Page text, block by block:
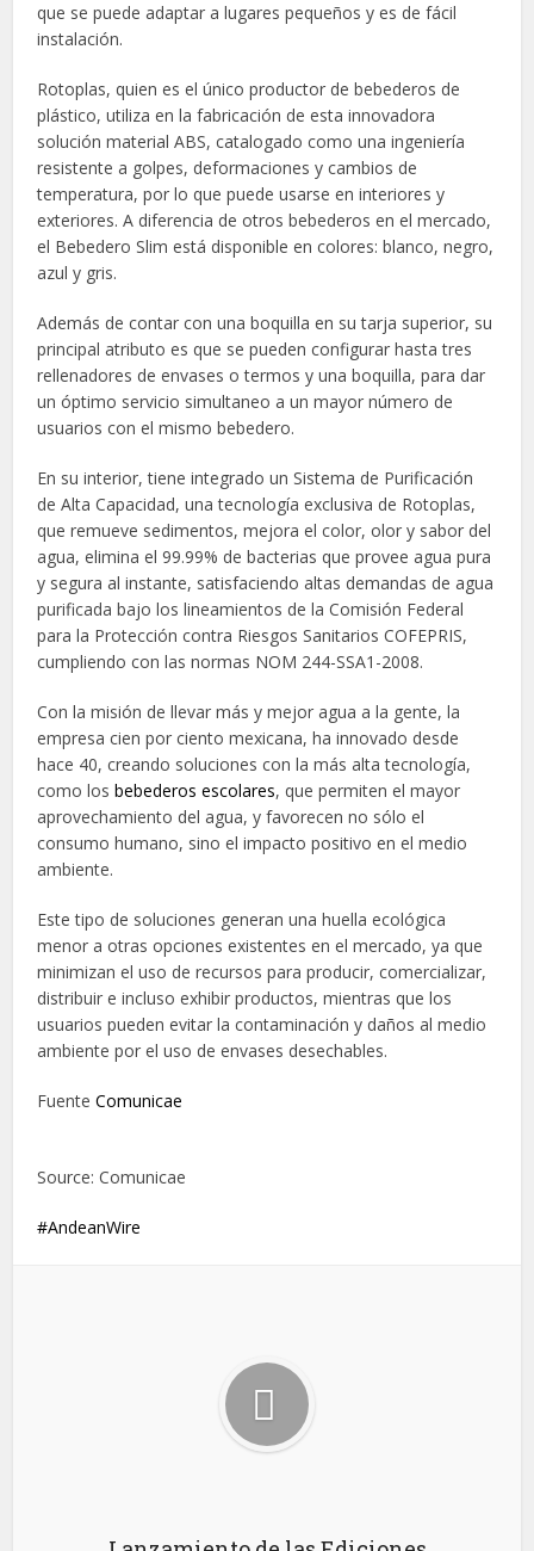
que se puede adaptar a lugares pequeños y es de fácil
instalación.
Rotoplas, quien es el único productor de bebederos de
plástico, utiliza en la fabricación de esta innovadora
solución material ABS, catalogado como una ingeniería
resistente a golpes, deformaciones y cambios de
temperatura, por lo que puede usarse en interiores y
exteriores. A diferencia de otros bebederos en el mercado,
el Bebedero Slim está disponible en colores: blanco, negro,
azul y gris.
Además de contar con una boquilla en su tarja superior, su
principal atributo es que se pueden configurar hasta tres
rellenadores de envases o termos y una boquilla, para dar
un óptimo servicio simultaneo a un mayor número de
usuarios con el mismo bebedero.
En su interior, tiene integrado un Sistema de Purificación
de Alta Capacidad, una tecnología exclusiva de Rotoplas,
que remueve sedimentos, mejora el color, olor y sabor del
agua, elimina el 99.99% de bacterias que provee agua pura
y segura al instante, satisfaciendo altas demandas de agua
purificada bajo los lineamientos de la Comisión Federal
para la Protección contra Riesgos Sanitarios COFEPRIS,
cumpliendo con las normas NOM 244-SSA1-2008.
Con la misión de llevar más y mejor agua a la gente, la
empresa cien por ciento mexicana, ha innovado desde
hace 40, creando soluciones con la más alta tecnología,
como losbebederos escolares, que permiten el mayor
aprovechamiento del agua, y favorecen no sólo el
consumo humano, sino el impacto positivo en el medio
ambiente.
Este tipo de soluciones generan una huella ecológica
menor a otras opciones existentes en el mercado, ya que
minimizan el uso de recursos para producir, comercializar,
distribuir e incluso exhibir productos, mientras que los
usuarios pueden evitar la contaminación y daños al medio
ambiente por el uso de envases desechables.
FuenteComunicae
Source: Comunicae
AndeanWire